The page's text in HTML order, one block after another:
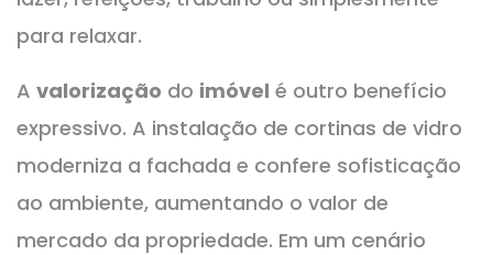
para relaxar.
A valorização do imóvel é outro benefício
expressivo. A instalação de cortinas de vidro
moderniza a fachada e confere sofisticação
ao ambiente, aumentando o valor de
mercado da propriedade. Em um cenário